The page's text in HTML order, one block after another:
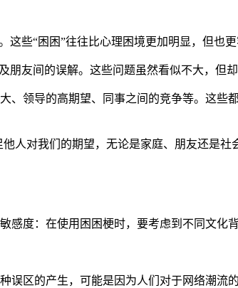
些“困困”往往比心理困境更加明显，但也更
友间的误解。这些问题虽然看似不大，但
领导的高期望、同事之间的竞争等。这些
人对我们的期望，无论是家庭、朋友还是
度：在使用困困梗时，要考虑到不同文化
区的产生，可能是因为人们对于网络潮流